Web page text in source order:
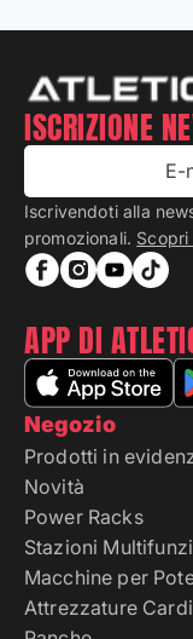
Negozio
Prodotti in
Novità
Power Racks
Stazioni
Macchine per
Attrezzature
ISCRIZIONE
E-
Iscrivendoti alla
promozionali.
APP DI